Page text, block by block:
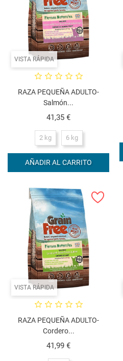
VISTA RÁPIDA
RAZA PEQUEÑA ADULTO-
Salmón...
41,35 €Precio
2 kg 6 kg
AÑADIR AL CARRITO
VISTA RÁPIDA
RAZA PEQUEÑA ADULTO-
Cordero...
41,99 €Precio